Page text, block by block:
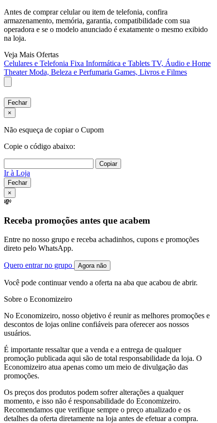
Antes de comprar celular ou item de telefonia, confira
armazenamento, memória, garantia, compatibilidade com sua
operadora e se o modelo anunciado é exatamente o mesmo exibido
na loja.
Veja Mais Ofertas
Celulares e Telefonia Fixa Informática e Tablets TV, Áudio e Home
TheaterModa, Beleza e Perfumaria Games, Livros e Filmes
Fechar
×
Não esqueça de copiar o Cupom
Copie o código abaixo:
Copiar
Ir à Loja
Fechar
×
💸
Receba promoções antes que acabem
Entre no nosso grupo e receba achadinhos, cupons e promoções
direto pelo WhatsApp.
Quero entrar no grupo Agora não
Você pode continuar vendo a oferta na aba que acabou de abrir.
Sobre o Economizeiro
No Economizeiro, nosso objetivo é reunir as melhores promoções e
descontos de lojas online confiáveis para oferecer aos nossos
usuários.
É importante ressaltar que a venda e a entrega de qualquer
promoção publicada aqui são de total responsabilidade da loja. O
Economizeiro atua apenas como um meio de divulgação das
promoções.
Os preços dos produtos podem sofrer alterações a qualquer
momento, e isso não é responsabilidade do Economizeiro.
Recomendamos que verifique sempre o preço atualizado e os
detalhes da oferta diretamente na loja antes de efetuar a compra.